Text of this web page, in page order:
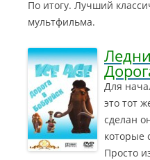
По итогу. Лучший
мультфильма.
Для
это тот
сделан
которые
Просто